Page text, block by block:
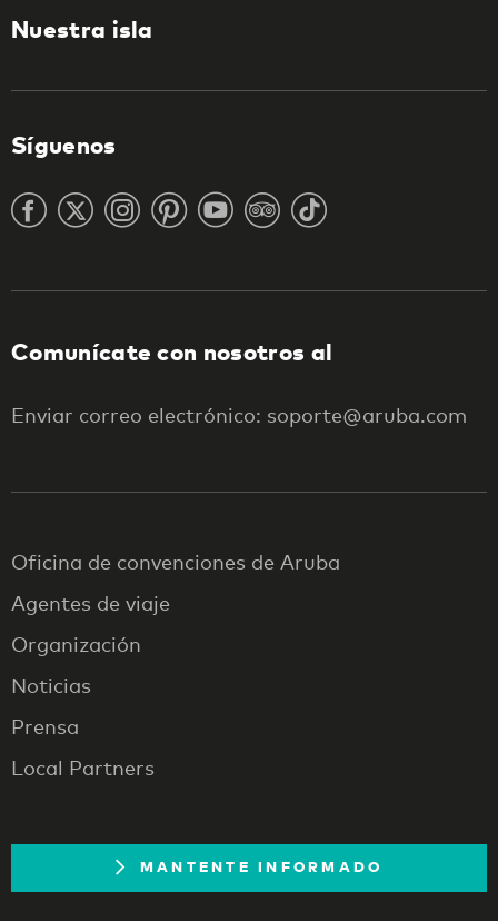
Nuestra isla
Síguenos
Comunícate con nosotros al
Enviar correo electrónico: soporte@aruba.com
Oficina de convenciones de Aruba
Agentes de viaje
Organización
Noticias
Prensa
Local Partners
MANTENTE INFORMADO